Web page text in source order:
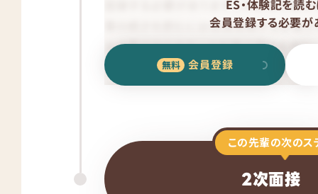
ES・体験記を読む
会員登録する必要が
会員登録
この先輩の次のス
2次面接